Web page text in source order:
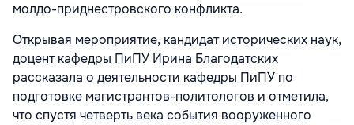
молдо-приднестровского конфликта.
Открывая мероприятие, кандидат исторических наук,
доцент кафедры ПиПУ Ирина Благодатских
рассказала о деятельности кафедры ПиПУ по
подготовке магистрантов-политологов и отметила,
что спустя четверть века события вооруженного